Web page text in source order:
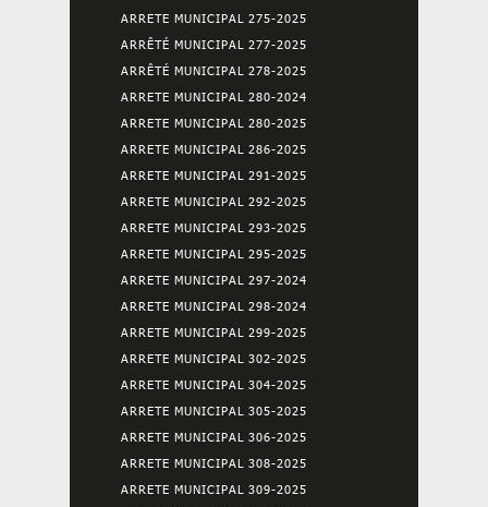
ARRETE MUNICIPAL 275-2025
ARRÊTÉ MUNICIPAL 277-2025
ARRÊTÉ MUNICIPAL 278-2025
ARRETE MUNICIPAL 280-2024
ARRETE MUNICIPAL 280-2025
ARRETE MUNICIPAL 286-2025
ARRETE MUNICIPAL 291-2025
ARRETE MUNICIPAL 292-2025
ARRETE MUNICIPAL 293-2025
ARRETE MUNICIPAL 295-2025
ARRETE MUNICIPAL 297-2024
ARRETE MUNICIPAL 298-2024
ARRETE MUNICIPAL 299-2025
ARRETE MUNICIPAL 302-2025
ARRETE MUNICIPAL 304-2025
ARRETE MUNICIPAL 305-2025
ARRETE MUNICIPAL 306-2025
ARRETE MUNICIPAL 308-2025
ARRETE MUNICIPAL 309-2025